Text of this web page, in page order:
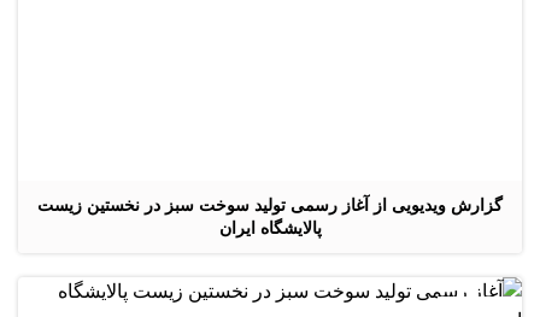
گزارش ویدیویی از آغاز رسمی تولید سوخت سبز در نخستین زیست
پالایشگاه ایران